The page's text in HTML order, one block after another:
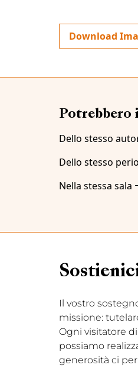
Download
Potrebbero
Dello stesso
Dello stesso
Nella stessa sala
Il vostro
missione:
Ogni visitatore
possiamo
generosità ci